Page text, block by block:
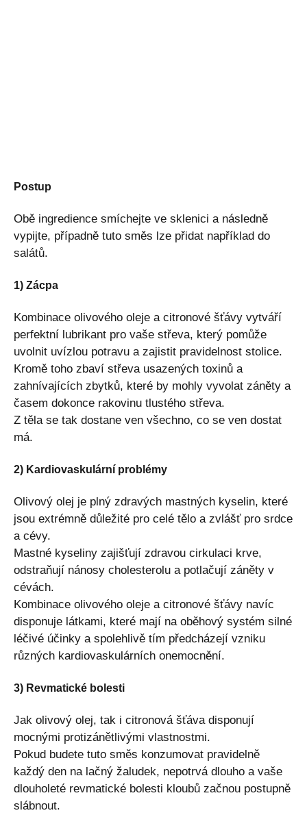
Postup
Obě ingredience smíchejte ve sklenici a následně
vypijte, případně tuto směs lze přidat například do
salátů.
1) Zácpa
Kombinace olivového oleje a citronové šťávy vytváří
perfektní lubrikant pro vaše střeva, který pomůže
uvolnit uvízlou potravu a zajistit pravidelnost stolice.
Kromě toho zbaví střeva usazených toxinů a
zahnívajících zbytků, které by mohly vyvolat záněty a
časem dokonce rakovinu tlustého střeva.
Z těla se tak dostane ven všechno, co se ven dostat
má.
2) Kardiovaskulární problémy
Olivový olej je plný zdravých mastných kyselin, které
jsou extrémně důležité pro celé tělo a zvlášť pro srdce
a cévy.
Mastné kyseliny zajišťují zdravou cirkulaci krve,
odstraňují nánosy cholesterolu a potlačují záněty v
cévách.
Kombinace olivového oleje a citronové šťávy navíc
disponuje látkami, které mají na oběhový systém silné
léčivé účinky a spolehlivě tím předcházejí vzniku
různých kardiovaskulárních onemocnění.
3) Revmatické bolesti
Jak olivový olej, tak i citronová šťáva disponují
mocnými protizánětlivými vlastnostmi.
Pokud budete tuto směs konzumovat pravidelně
každý den na lačný žaludek, nepotrvá dlouho a vaše
dlouholeté revmatické bolesti kloubů začnou postupně
slábnout.